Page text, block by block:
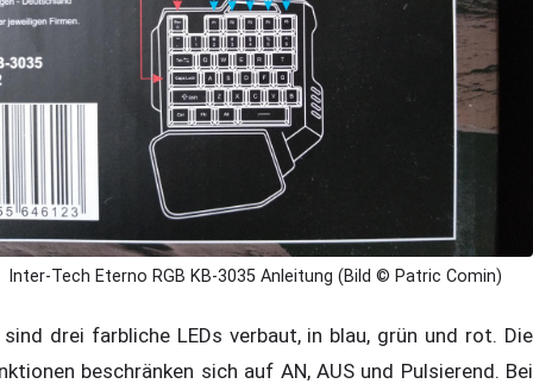
Inter-Tech Eterno RGB KB-3035 Anleitung (Bild © Patric Comin)
sind drei farbliche LEDs verbaut, in blau, grün und rot. Die
beschränken sich auf AN, AUS und Pulsierend. Bei